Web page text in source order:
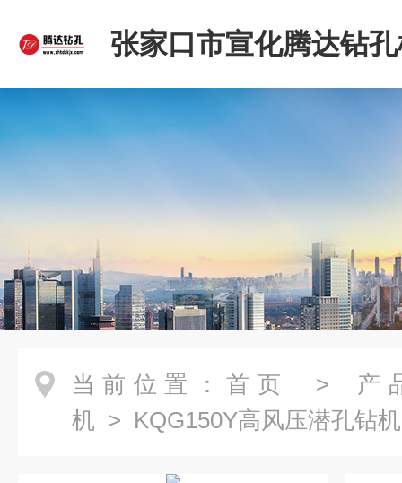
张家口市宣化腾达钻
限公司
当前位置： 首页 > 产
机 > KQG150Y高风压潜孔钻机